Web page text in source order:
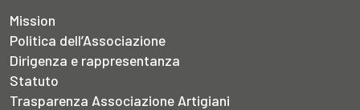
Mission
Politica dell’Associazione
Dirigenza e rappresentanza
Statuto
Trasparenza Associazione Artigiani